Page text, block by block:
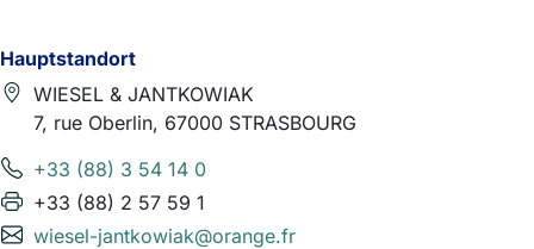
Hauptstandort
WIESEL & JANTKOWIAK
7, rue Oberlin, 67000 STRASBOURG
+33 (88) 3 54 14 0
+33 (88) 2 57 59 1
wiesel-jantkowiak@orange.fr